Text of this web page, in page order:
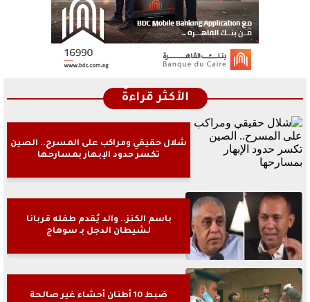
الأكثر قراءةً
شلال حقيقي ومراكب على المسرح.. الصين
تكسر حدود الإبهار بمسارحها
باسم الكنز.. والد يُقدم طفله قربانا
لشيطان الدجل بـ سوهاج
ضبط 10 أطنان أحشاء غير صالحة